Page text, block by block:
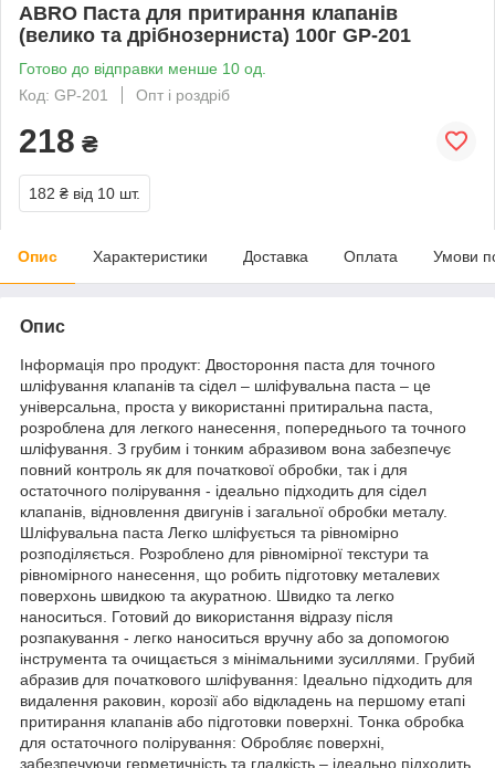
ABRO Паста для притирання клапанів
(велико та дрібнозерниста) 100г GP-201
Готово до відправки менше 10 од.
Код: GP-201
Опт і роздріб
218 ₴
182 ₴ від 10 шт.
Опис Характеристики Доставка Оплата Умови
Опис
Інформація про продукт: Двостороння паста для точного
шліфування клапанів та сідел – шліфувальна паста – це
універсальна, проста у використанні притиральна паста,
розроблена для легкого нанесення, попереднього та точного
шліфування. З грубим і тонким абразивом вона забезпечує
повний контроль як для початкової обробки, так і для
остаточного полірування - ідеально підходить для сідел
клапанів, відновлення двигунів і загальної обробки металу.
Шліфувальна паста Легко шліфується та рівномірно
розподіляється. Розроблено для рівномірної текстури та
рівномірного нанесення, що робить підготовку металевих
поверхонь швидкою та акуратною. Швидко та легко
наноситься. Готовий до використання відразу після
розпакування - легко наноситься вручну або за допомогою
інструмента та очищається з мінімальними зусиллями. Грубий
абразив для початкового шліфування: Ідеально підходить для
видалення раковин, корозії або відкладень на першому етапі
притирання клапанів або підготовки поверхні. Тонка обробка
для остаточного полірування: Обробляє поверхні,
забезпечуючи герметичність та гладкість – ідеально підходить